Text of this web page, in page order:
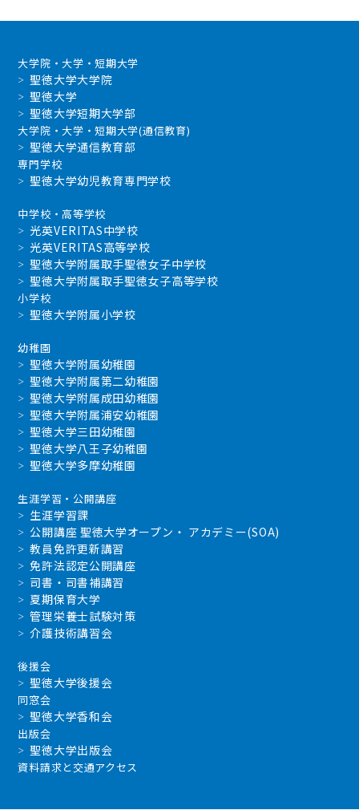
大学院・大学・短期大学
聖徳大学大学院
聖徳大学
聖徳大学短期大学部
大学院・大学・短期大学(通信教育)
聖徳大学通信教育部
専門学校
聖徳大学幼児教育専門学校
中学校・高等学校
光英VERITAS中学校
光英VERITAS高等学校
聖徳大学附属取手聖徳女子中学校
聖徳大学附属取手聖徳女子高等学校
小学校
聖徳大学附属小学校
幼稚園
聖徳大学附属幼稚園
聖徳大学附属第二幼稚園
聖徳大学附属成田幼稚園
聖徳大学附属浦安幼稚園
聖徳大学三田幼稚園
聖徳大学八王子幼稚園
聖徳大学多摩幼稚園
生涯学習・公開講座
生涯学習課
公開講座 聖徳大学オープン・ アカデミー(SOA)
教員免許更新講習
免許法認定公開講座
司書・司書補講習
夏期保育大学
管理栄養士試験対策
介護技術講習会
後援会
聖徳大学後援会
同窓会
聖徳大学香和会
出版会
聖徳大学出版会
資料請求と交通アクセス